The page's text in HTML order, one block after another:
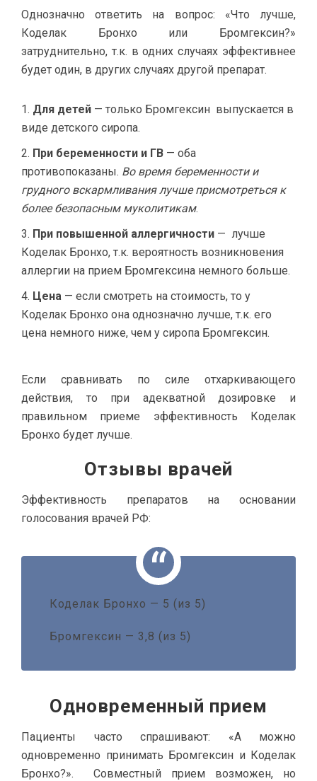
Однозначно ответить на вопрос: «Что лучше,
Коделак Бронхо или Бромгексин?»
затруднительно, т.к. в одних случаях эффективнее
будет один, в других случаях другой препарат.
Для детей — только Бромгексин выпускается в
виде детского сиропа.
При беременности и ГВ — оба
противопоказаны. Во время беременности и
грудного вскармливания лучше присмотреться к
более безопасным муколитикам.
При повышенной аллергичности — лучше
Коделак Бронхо, т.к. вероятность возникновения
аллергии на прием Бромгексина немного больше.
Цена — если смотреть на стоимость, то у
Коделак Бронхо она однозначно лучше, т.к. его
цена немного ниже, чем у сиропа Бромгексин.
Если сравнивать по силе отхаркивающего
действия, то при адекватной дозировке и
правильном приеме эффективность Коделак
Бронхо будет лучше.
Отзывы врачей
Эффективность препаратов на основании
голосования врачей РФ:
Коделак Бронхо — 5 (из 5)
Бромгексин — 3,8 (из 5)
Одновременный прием
Пациенты часто спрашивают: «А можно
одновременно принимать Бромгексин и Коделак
Бронхо?». Совместный прием возможен, но